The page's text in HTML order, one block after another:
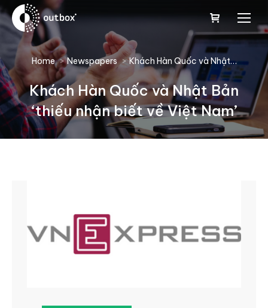
You are here:
Home Newspapers Khách Hàn Quốc và Nhật…
Khách Hàn Quốc và Nhật Bản
‘thiếu nhận biết về Việt Nam’